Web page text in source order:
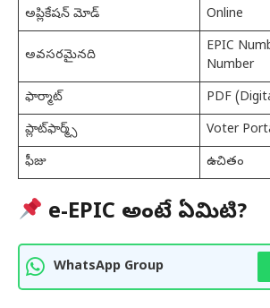
అప్లికేషన్ మోడ్
Online
అవసరమైనది
EPIC
Number
ఫార్మాట్
PDF
ప్లాట్‌ఫార్మ్స్
Voter
ఫీజు
ఉచితం
e-EPIC అంటే ఏమిటి?
WhatsApp Group